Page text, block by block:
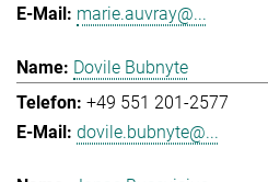
marie.auvray@...
Dovile Bubnyte
+49 551 201-2577
dovile.bubnyte@...